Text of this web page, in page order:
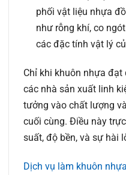
phối vật liệu nhựa
như rỗng khí, co
các đặc tính vật lý
Chỉ khi khuôn nhựa
các nhà sản xuất linh
tưởng vào chất lượng
cuối cùng. Điều này
suất, độ bền, và sự hài
Dịch vụ làm khuôn